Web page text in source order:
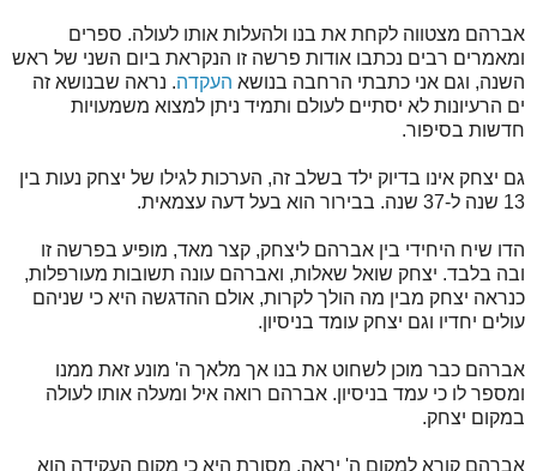
אברהם מצטווה לקחת את בנו ולהעלות אותו לעולה. ספרים
ומאמרים רבים נכתבו אודות פרשה זו הנקראת ביום השני של ראש
השנה, וגם אני כתבתי הרחבה בנושא העקדה. נראה שבנושא זה
ים הרעיונות לא יסתיים לעולם ותמיד ניתן למצוא משמעויות
חדשות בסיפור.
גם יצחק אינו בדיוק ילד בשלב זה, הערכות לגילו של יצחק נעות בין
13 שנה ל-37 שנה. בבירור הוא בעל דעה עצמאית.
הדו שיח היחידי בין אברהם ליצחק, קצר מאד, מופיע בפרשה זו
ובה בלבד. יצחק שואל שאלות, ואברהם עונה תשובות מעורפלות,
כנראה יצחק מבין מה הולך לקרות, אולם ההדגשה היא כי שניהם
עולים יחדיו וגם יצחק עומד בניסיון.
אברהם כבר מוכן לשחוט את בנו אך מלאך ה' מונע זאת ממנו
ומספר לו כי עמד בניסיון. אברהם רואה איל ומעלה אותו לעולה
במקום יצחק.
אברהם קורא למקום ה' יראה. מסורת היא כי מקום העקידה הוא